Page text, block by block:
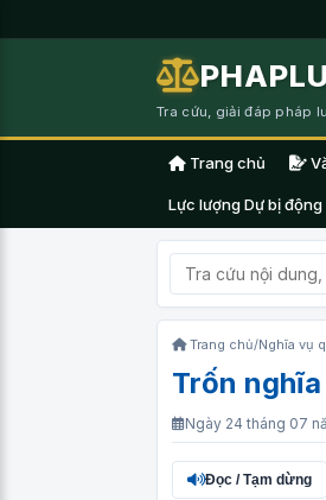
Tra cứu, giải đáp pháp
Trang chủ
Lực lượng Dự bị động
Trang chủ/Nghĩa vụ
Trốn
Ngày 24 tháng 07
Đọc / Tạm dừng